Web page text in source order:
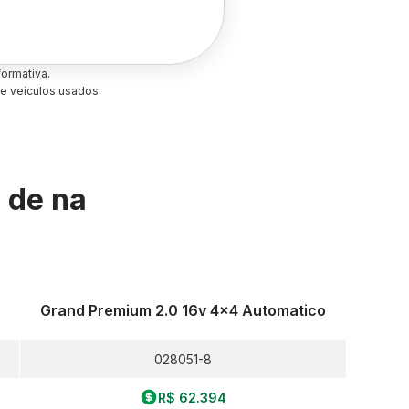
veículos usados.
de na
Grand Premium 2.0 16v 4x4 Automatico
028051-8
R$ 62.394